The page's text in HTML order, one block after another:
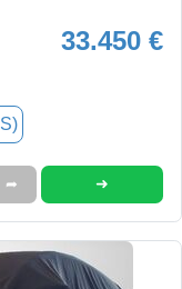
33.450 €
➦ ➜